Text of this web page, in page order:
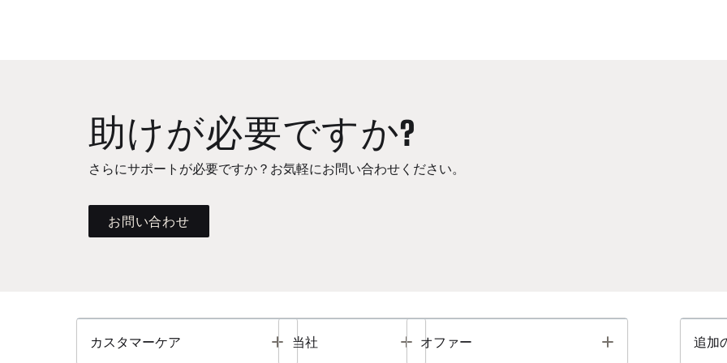
助けが必要ですか?
さらにサポートが必要ですか？お気軽にお問い合わせください。
お問い合わせ
カスタマーケア Toggle
当社 Toggle
オファー Toggle 追加